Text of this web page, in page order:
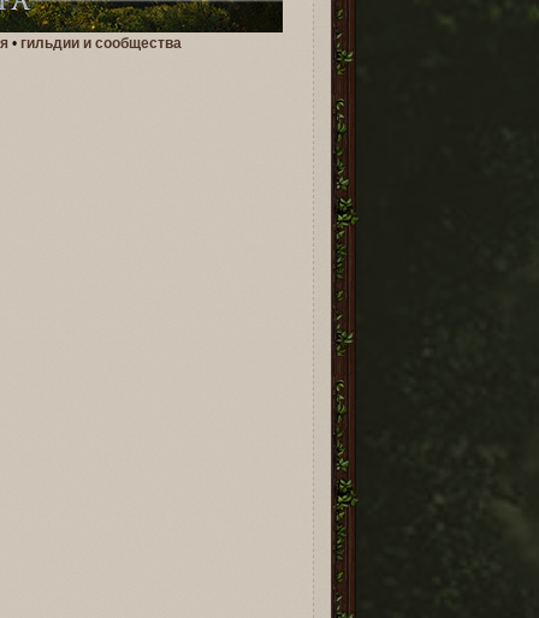
• гильдии и сообщества